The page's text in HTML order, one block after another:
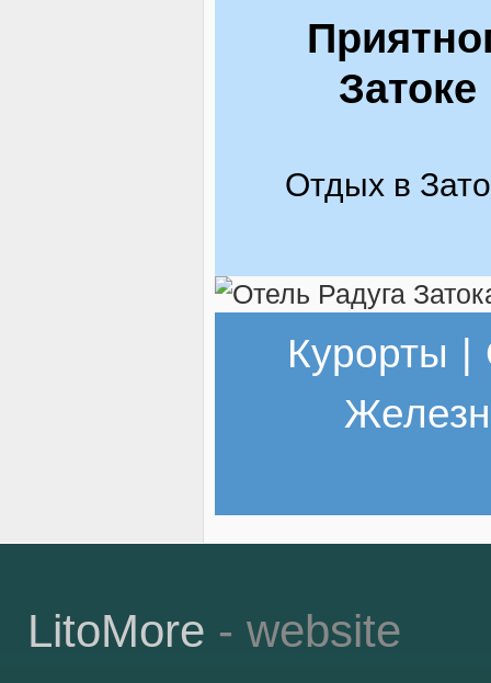
Отдых в
Курорты
LitoMore - website